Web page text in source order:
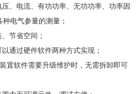
、电流、有功功率、无功功率、功率因
电气参量的测量；
节省空间；
通过硬件软件两种方式实现；
置软件需要升级维护时，无需拆卸即可